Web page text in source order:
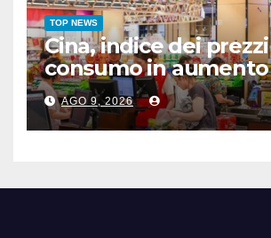
TOP NEWS
Cina, indice dei
consumo in
0,5% a luglio
AGO 9, 2026